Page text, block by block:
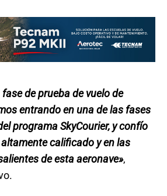
de prueba de vuelo de
entrando en una de las fases
programa SkyCourier, y confío
calificado y en las
de esta aeronave»,